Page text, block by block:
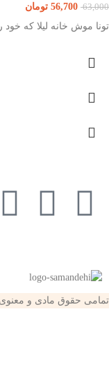
63,000
56,700 تومان
تونا موش خانه لیلا که
تمامی حقوق مادی و